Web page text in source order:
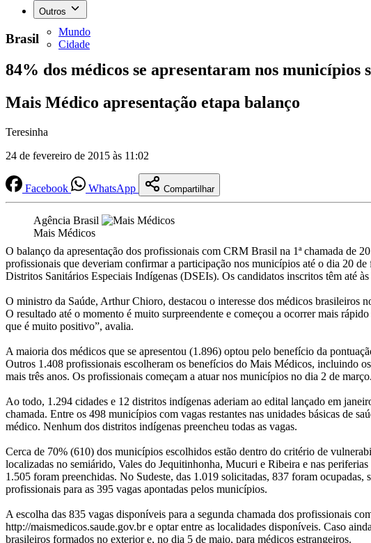
Outros
Mundo
Cidade
Brasil
84% dos médicos se apresentaram nos municípios
Mais Médico apresentação etapa balanço
Teresinha
24 de fevereiro de 2015 às 11:02
Facebook WhatsApp Compartilhar
Agência Brasil
Mais Médicos
O balanço da apresentação dos profissionais com CRM Brasil na 1ª chamada de
profissionais que deveriam confirmar a participação nos municípios até o dia 20
Distritos Sanitários Especiais Indígenas (DSEIs). Os candidatos inscritos têm até
O ministro da Saúde, Arthur Chioro, destacou o interesse dos médicos
O resultado até o momento é muito surpreendente e começou a ocorrer mais
que é muito positivo”, avalia.
A maioria dos médicos que se apresentou (1.896) optou pelo benefício da
Outros 1.408 profissionais escolheram os benefícios do Mais Médicos, incluindo
mais três anos. Os profissionais começam a atuar nos municípios no dia 2 de março.
Ao todo, 1.294 cidades e 12 distritos indígenas aderiam ao edital lançado em
chamada. Entre os 498 municípios com vagas restantes nas unidades básicas de
médico. Nenhum dos distritos indígenas preencheu todas as vagas.
Cerca de 70% (610) dos municípios escolhidos estão dentro do critério de
localizadas no semiárido, Vales do Jequitinhonha, Mucuri e Ribeira e nas
1.505 foram preenchidas. No Sudeste, das 1.019 solicitadas, 837 foram
profissionais para as 395 vagas apontadas pelos municípios.
A escolha das 835 vagas disponíveis para a segunda chamada dos profissionais
http://maismedicos.saude.gov.br e optar entre as localidades disponíveis. Caso
brasileiros formados no exterior e, no dia 5 de maio, para médicos estrangeiros.